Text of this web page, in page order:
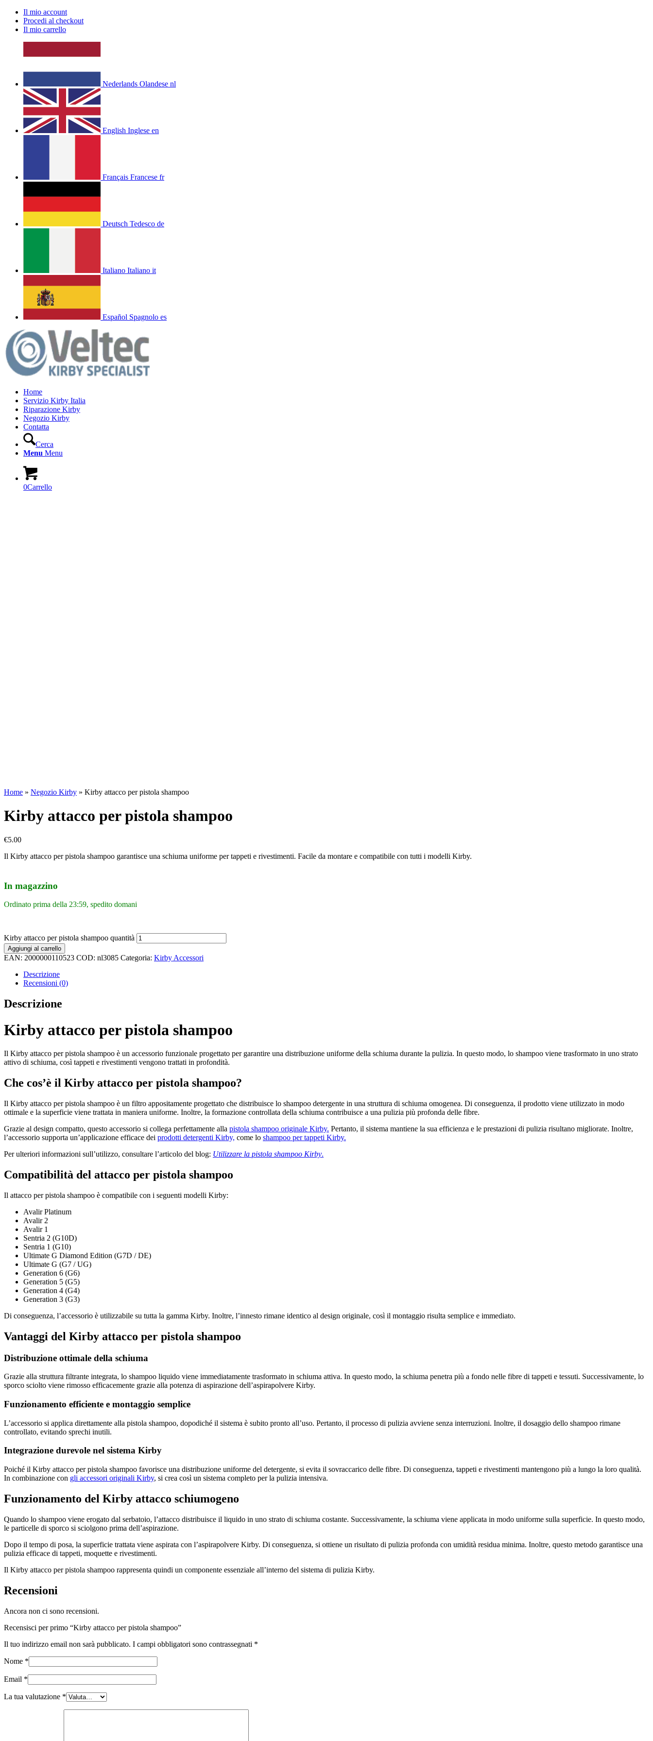
Il mio account
Procedi al checkout
Il mio carrello
Nederlands Olandese nl
English Inglese en
Français Francese fr
Deutsch Tedesco de
Italiano Italiano it
Español Spagnolo es
Home
Servizio Kirby Italia
Riparazione Kirby
Negozio Kirby
Contatta
Cerca
Menu Menu
0Carrello
Home » Negozio Kirby » Kirby attacco per pistola shampoo
Kirby attacco per pistola shampoo
€5.00
Il Kirby attacco per pistola shampoo garantisce una schiuma uniforme per tappeti e rivestimenti. Facile da montare e compatibile con tutti i modelli Kirby.
In magazzino
Ordinato prima della 23:59, spedito domani
Kirby attacco per pistola shampoo quantità
Aggiungi al carrello
EAN: 2000000110523 COD: nl3085 Categoria: Kirby Accessori
Descrizione
Recensioni (0)
Descrizione
Kirby attacco per pistola shampoo
Il Kirby attacco per pistola shampoo è un accessorio funzionale progettato per garantire una distribuzione uniforme della schiuma durante la pulizia. In questo modo, lo shampoo viene trasformato in uno strato
attivo di schiuma, così tappeti e rivestimenti vengono trattati in profondità.
Che cos’è il Kirby attacco per pistola shampoo?
Il Kirby attacco per pistola shampoo è un filtro appositamente progettato che distribuisce lo shampoo detergente in una struttura di schiuma omogenea. Di conseguenza, il prodotto viene utilizzato in modo
ottimale e la superficie viene trattata in maniera uniforme. Inoltre, la formazione controllata della schiuma contribuisce a una pulizia più profonda delle fibre.
Grazie al design compatto, questo accessorio si collega perfettamente alla pistola shampoo originale Kirby. Pertanto, il sistema mantiene la sua efficienza e le prestazioni di pulizia risultano migliorate. Inoltre,
l’accessorio supporta un’applicazione efficace dei prodotti detergenti Kirby, come lo shampoo per tappeti Kirby.
Per ulteriori informazioni sull’utilizzo, consultare l’articolo del blog: Utilizzare la pistola shampoo Kirby.
Compatibilità del attacco per pistola shampoo
Il attacco per pistola shampoo è compatibile con i seguenti modelli Kirby:
Avalir Platinum
Avalir 2
Avalir 1
Sentria 2 (G10D)
Sentria 1 (G10)
Ultimate G Diamond Edition (G7D / DE)
Ultimate G (G7 / UG)
Generation 6 (G6)
Generation 5 (G5)
Generation 4 (G4)
Generation 3 (G3)
Di conseguenza, l’accessorio è utilizzabile su tutta la gamma Kirby. Inoltre, l’innesto rimane identico al design originale, così il montaggio risulta semplice e immediato.
Vantaggi del Kirby attacco per pistola shampoo
Distribuzione ottimale della schiuma
Grazie alla struttura filtrante integrata, lo shampoo liquido viene immediatamente trasformato in schiuma attiva. In questo modo, la schiuma penetra più a fondo nelle fibre di tappeti e tessuti. Successivamente, lo
sporco sciolto viene rimosso efficacemente grazie alla potenza di aspirazione dell’aspirapolvere Kirby.
Funzionamento efficiente e montaggio semplice
L’accessorio si applica direttamente alla pistola shampoo, dopodiché il sistema è subito pronto all’uso. Pertanto, il processo di pulizia avviene senza interruzioni. Inoltre, il dosaggio dello shampoo rimane
controllato, evitando sprechi inutili.
Integrazione durevole nel sistema Kirby
Poiché il Kirby attacco per pistola shampoo favorisce una distribuzione uniforme del detergente, si evita il sovraccarico delle fibre. Di conseguenza, tappeti e rivestimenti mantengono più a lungo la loro qualità.
In combinazione con gli accessori originali Kirby, si crea così un sistema completo per la pulizia intensiva.
Funzionamento del Kirby attacco schiumogeno
Quando lo shampoo viene erogato dal serbatoio, l’attacco distribuisce il liquido in uno strato di schiuma costante. Successivamente, la schiuma viene applicata in modo uniforme sulla superficie. In questo modo,
le particelle di sporco si sciolgono prima dell’aspirazione.
Dopo il tempo di posa, la superficie trattata viene aspirata con l’aspirapolvere Kirby. Di conseguenza, si ottiene un risultato di pulizia profonda con umidità residua minima. Inoltre, questo metodo garantisce una
pulizia efficace di tappeti, moquette e rivestimenti.
Il Kirby attacco per pistola shampoo rappresenta quindi un componente essenziale all’interno del sistema di pulizia Kirby.
Recensioni
Ancora non ci sono recensioni.
Recensisci per primo “Kirby attacco per pistola shampoo”
Il tuo indirizzo email non sarà pubblicato. I campi obbligatori sono contrassegnati *
Nome *
Email *
La tua valutazione *